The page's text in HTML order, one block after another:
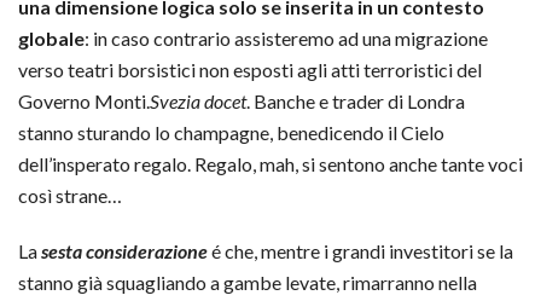
una dimensione logica solo se inserita in un contesto
globale: in caso contrario assisteremo ad una migrazione
verso teatri borsistici non esposti agli atti terroristici del
Governo Monti.Svezia docet. Banche e trader di Londra
stanno sturando lo champagne, benedicendo il Cielo
dell’insperato regalo. Regalo, mah, si sentono anche tante voci
così strane…
Lasesta considerazioneé che, mentre i grandi investitori se la
stanno già squagliando a gambe levate, rimarranno nella